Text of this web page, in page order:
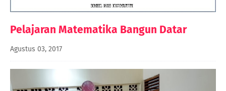
Pelajaran Matematika Bangun Datar
Agustus 03, 2017